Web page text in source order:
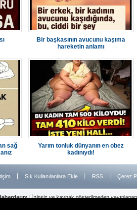
Bir başkasının avucunu kaşıma
hareketin anlamı
sağ
Yarım tonluk dünyanın en obez
kadınıydı!
Sık Kullanılanlara Ekle RSS Çerez
| İzinsiz ve kaynak gösterilmeden